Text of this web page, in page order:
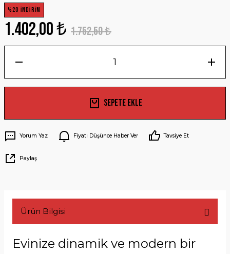
%20 İNDİRİM
1.402,00 ₺ 1.752,50 ₺
Sepete Ekle
Yorum Yaz Fiyatı Düşünce Haber Ver Tavsiye Et
Paylaş
Ürün Bilgisi
Evinize dinamik ve modern bir